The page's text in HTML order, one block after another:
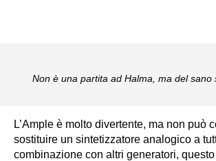
Non è una partita ad Halma, ma del sano
L’Ample è molto divertente, ma non può
sostituire un sintetizzatore analogico a
combinazione con altri generatori,